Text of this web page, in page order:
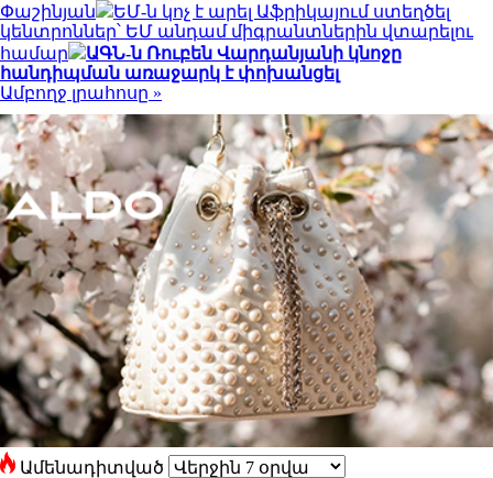
Փաշինյան
ԵՄ-ն կոչ է արել Աֆրիկայում ստեղծել
կենտրոններ՝ ԵՄ անդամ միգրանտներին վտարելու
համար
ԱԳՆ-ն Ռուբեն Վարդանյանի կնոջը
հանդիպման առաջարկ է փոխանցել
Ամբողջ լրահոսը »
Ամենադիտված